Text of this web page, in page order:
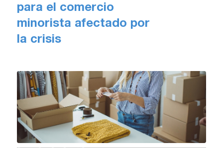
para el comercio
minorista afectado por
la crisis